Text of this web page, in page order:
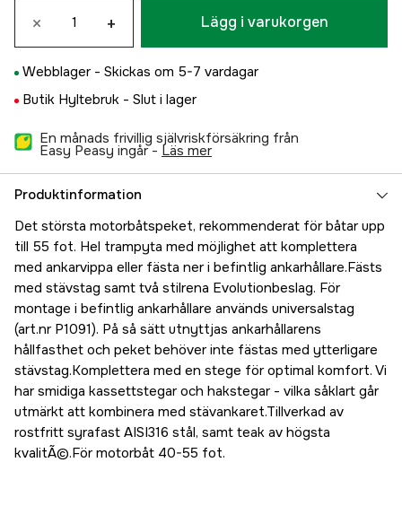
× + Lägg i varukorgen
Webblager - Skickas om 5-7 vardagar
Butik Hyltebruk - Slut i lager
En månads frivillig självriskförsäkring från
Easy Peasy ingår - läs mer
Produktinformation
Det största motorbåtspeket, rekommenderat för båtar upp
till 55 fot. Hel trampyta med möjlighet att komplettera
med ankarvippa eller fästa ner i befintlig ankarhållare.Fästs
med stävstag samt två stilrena Evolutionbeslag. För
montage i befintlig ankarhållare används universalstag
(art.nr P1091). På så sätt utnyttjas ankarhållarens
hållfasthet och peket behöver inte fästas med ytterligare
stävstag.Komplettera med en stege för optimal komfort. Vi
har smidiga kassettstegar och hakstegar - vilka såklart går
utmärkt att kombinera med stävankaret.Tillverkad av
rostfritt syrafast AISI316 stål, samt teak av högsta
kvalitÃ©.För motorbåt 40-55 fot.